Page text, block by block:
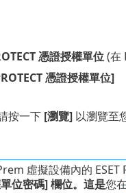
憑證授權單位(在
憑證授權單位]
按一下 [瀏覽]以瀏覽至
虛擬設備內的
位密碼] 欄位。這是您